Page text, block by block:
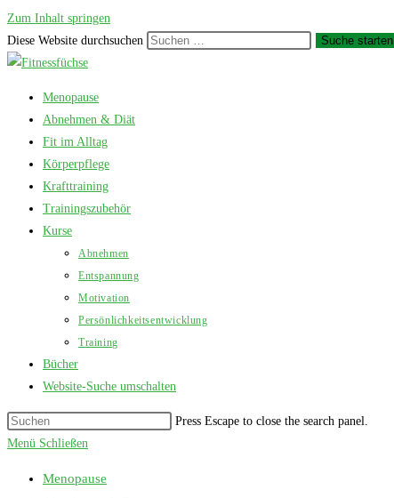
Zum Inhalt springen
Diese Website durchsuchen
Suche starten
Menopause
Abnehmen & Diät
Fit im Alltag
Körperpflege
Krafttraining
Trainingszubehör
Kurse
Abnehmen
Entspannung
Motivation
Persönlichkeitsentwicklung
Training
Bücher
Website-Suche umschalten
Press Escape to close the search panel.
Menü Schließen
Menopause